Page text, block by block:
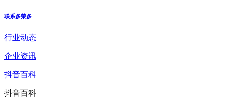
联系多荣多
行业动态
企业资讯
抖音百科
抖音百科